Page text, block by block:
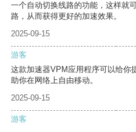
一个自动切换线路的功能，这样就
路，从而获得更好的加速效果。
2025-09-15
游客
这款加速器VPM应用程序可以给你
助你在网络上自由移动。
2025-09-15
游客